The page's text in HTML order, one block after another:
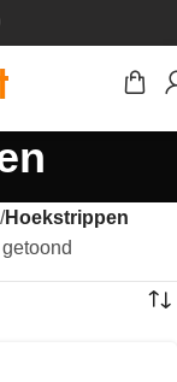
/Hoekstrippen